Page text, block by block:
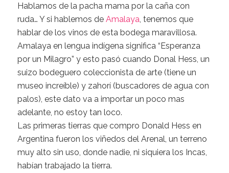
Hablamos de la pacha mama por la caña con
ruda… Y si hablemos de Amalaya , tenemos que
hablar de los vinos de esta bodega maravillosa.
Amalaya en lengua indígena significa “Esperanza
por un Milagro” y esto pasó cuando Donal Hess, un
suizo bodeguero coleccionista de arte (tiene un
museo increíble) y zahorí (buscadores de agua con
palos), este dato va a importar un poco mas
adelante, no estoy tan loco.
Las primeras tierras que compro Donald Hess en
Argentina fueron los viñedos del Arenal, un terreno
muy alto sin uso, donde nadie, ni siquiera los Incas,
habían trabajado la tierra.